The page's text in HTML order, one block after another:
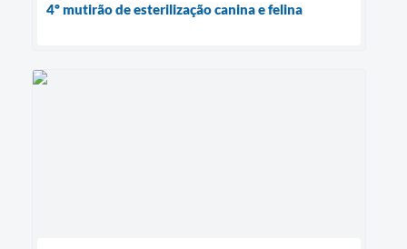
4º mutirão de esterilização canina e felina